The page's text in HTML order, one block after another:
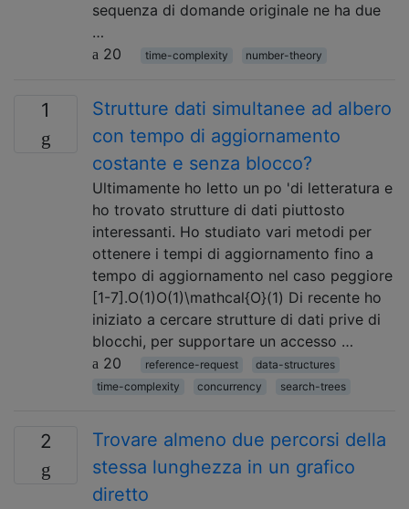
sequenza di domande originale ne ha due
…
20
time-complexity number-theory
1
Strutture dati simultanee ad albero
con tempo di aggiornamento
costante e senza blocco?
Ultimamente ho letto un po 'di letteratura e
ho trovato strutture di dati piuttosto
interessanti. Ho studiato vari metodi per
ottenere i tempi di aggiornamento fino a
tempo di aggiornamento nel caso peggiore
[1-7].O(1)O(1)\mathcal{O}(1) Di recente ho
iniziato a cercare strutture di dati prive di
blocchi, per supportare un accesso …
20
reference-request
data-structures
time-complexity
concurrency search-trees
2
Trovare almeno due percorsi della
stessa lunghezza in un grafico
diretto